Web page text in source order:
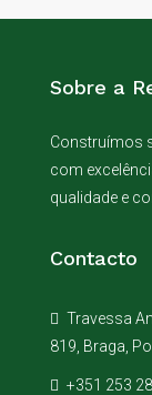
Sobre a
Construímos
com
qualidade e
Contacto
Travessa
819, Braga,
+351 253